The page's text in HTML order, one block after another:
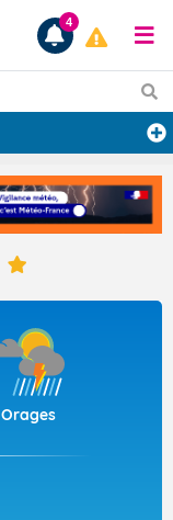
4
Orages